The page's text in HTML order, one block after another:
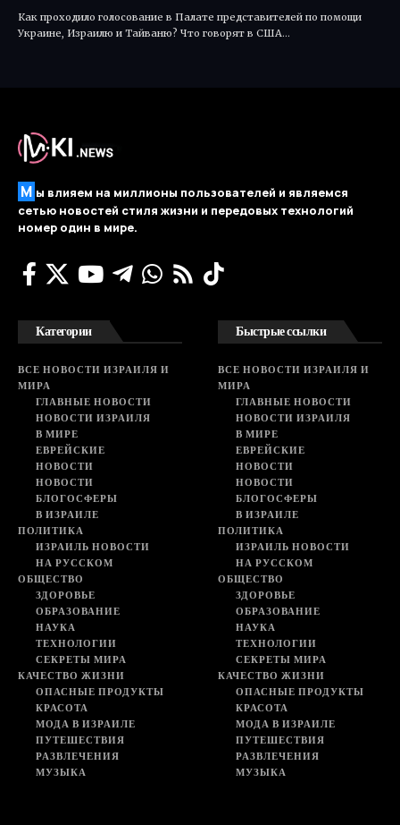
Как проходило голосование в Палате представителей по помощи
Украине, Израилю и Тайваню? Что говорят в США…
М ы влияем на миллионы пользователей и являемся
сетью новостей стиля жизни и передовых технологий
номер один в мире.
Категории
ВСЕ НОВОСТИ ИЗРАИЛЯ И
МИРА
ГЛАВНЫЕ НОВОСТИ
НОВОСТИ ИЗРАИЛЯ
В МИРЕ
ЕВРЕЙСКИЕ
НОВОСТИ
НОВОСТИ
БЛОГОСФЕРЫ
В ИЗРАИЛЕ
ПОЛИТИКА
ИЗРАИЛЬ НОВОСТИ
НА РУССКОМ
ОБЩЕСТВО
ЗДОРОВЬЕ
ОБРАЗОВАНИЕ
НАУКА
ТЕХНОЛОГИИ
СЕКРЕТЫ МИРА
КАЧЕСТВО ЖИЗНИ
ОПАСНЫЕ ПРОДУКТЫ
КРАСОТА
МОДА В ИЗРАИЛЕ
ПУТЕШЕСТВИЯ
РАЗВЛЕЧЕНИЯ
МУЗЫКА
Быстрые ссылки
ВСЕ НОВОСТИ ИЗРАИЛЯ И
МИРА
ГЛАВНЫЕ НОВОСТИ
НОВОСТИ ИЗРАИЛЯ
В МИРЕ
ЕВРЕЙСКИЕ
НОВОСТИ
НОВОСТИ
БЛОГОСФЕРЫ
В ИЗРАИЛЕ
ПОЛИТИКА
ИЗРАИЛЬ НОВОСТИ
НА РУССКОМ
ОБЩЕСТВО
ЗДОРОВЬЕ
ОБРАЗОВАНИЕ
НАУКА
ТЕХНОЛОГИИ
СЕКРЕТЫ МИРА
КАЧЕСТВО ЖИЗНИ
ОПАСНЫЕ ПРОДУКТЫ
КРАСОТА
МОДА В ИЗРАИЛЕ
ПУТЕШЕСТВИЯ
РАЗВЛЕЧЕНИЯ
МУЗЫКА